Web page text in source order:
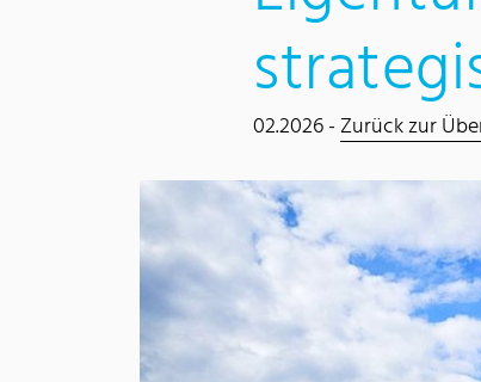
02.2026 -Zurück zur